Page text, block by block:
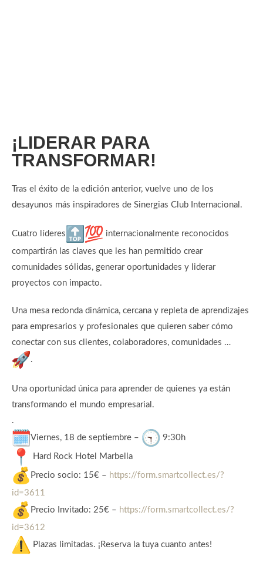
¡LIDERAR PARA
TRANSFORMAR!
Tras el éxito de la edición anterior, vuelve uno de los
desayunos más inspiradores de Sinergias Club Internacional.
Cuatro líderes internacionalmente reconocidos
compartirán las claves que les han permitido crear
comunidades sólidas, generar oportunidades y liderar
proyectos con impacto.
Una mesa redonda dinámica, cercana y repleta de aprendizajes
para empresarios y profesionales que quieren saber cómo
conectar con sus clientes, colaboradores, comunidades …
.
Una oportunidad única para aprender de quienes ya están
transformando el mundo empresarial.
.
Viernes, 18 de septiembre –
9:30h
Hard Rock Hotel Marbella
Precio socio: 15€ – https://form.smartcollect.es/?
id=3611
Precio Invitado: 25€ – https://form.smartcollect.es/?
id=3612
Plazas limitadas. ¡Reserva la tuya cuanto antes!